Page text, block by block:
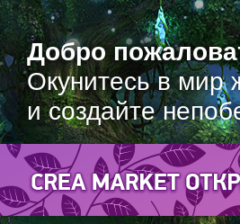
Добро
Окунитесь в мир
и создайте